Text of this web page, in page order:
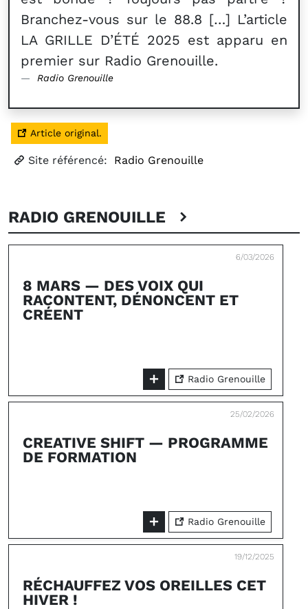
Branchez-vous sur le 88.8 […] L’article
LA GRILLE D’ÉTÉ 2025 est apparu en
premier sur Radio Grenouille.
Radio Grenouille
Article original.
Site référencé: Radio Grenouille
RADIO GRENOUILLE
6/03/2026
8 MARS — DES VOIX QUI
RACONTENT, DÉNONCENT ET
CRÉENT
Radio Grenouille
25/02/2026
CREATIVE SHIFT — PROGRAMME
DE FORMATION
Radio Grenouille
19/12/2025
RÉCHAUFFEZ VOS OREILLES CET
HIVER !